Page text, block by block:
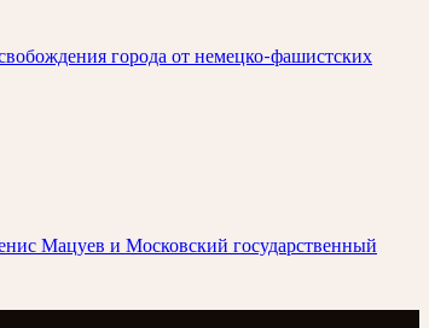
города от немецко-фашистских
Мацуев и Московский государственный